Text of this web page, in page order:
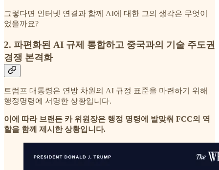
그렇다면 인터넷 연결과 함께 AI에 대한 그의 생각은 무엇이
었을까요?
2. 파편화된 AI 규제 통합하고 중국과의 기술 주도권
경쟁 본격화
트럼프 대통령은 연방 차원의 AI 규정 표준을 마련하기 위해
행정명령에 서명한 상황입니다.
이에 따라 브랜든 카 위원장은 행정 명령에 발맞춰 FCC의 역
할을 함께 제시한 상황입니다.